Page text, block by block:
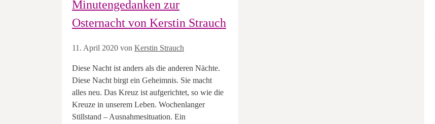
Minutengedanken zur
Osternacht von Kerstin Strauch
11. April 2020 von Kerstin Strauch
Diese Nacht ist anders als die anderen Nächte.
Diese Nacht birgt ein Geheimnis. Sie macht
alles neu. Das Kreuz ist aufgerichtet, so wie die
Kreuze in unserem Leben. Wochenlanger
Stillstand – Ausnahmesituation. Ein